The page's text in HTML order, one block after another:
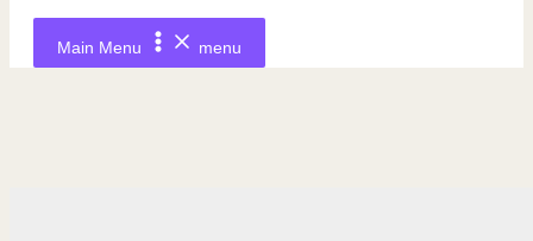
Main Menu menu